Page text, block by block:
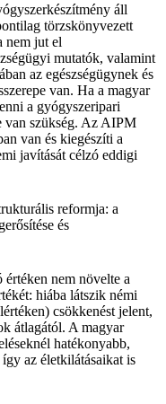
áll
törzskönyvezett
nem jut el
mutatók, valamint
az egészségügynek és
van. Ha a magyar
a gyógyszeripari
van szükség. Az AIPM
van és kiegészíti a
javítását célzó eddigi
reformja: a
és
nem növelte a
hiába látszik némi
csökkenést jelent,
átlagától. A magyar
hatékonyabb,
az életkilátásaikat is